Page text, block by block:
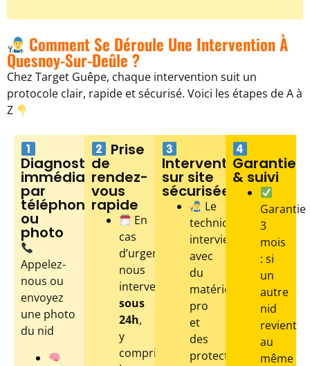
Comment Se Déroule Une Intervention À
Quesnoy-Sur-Deûle ?
Chez Target Guêpe, chaque intervention suit un
protocole clair, rapide et sécurisé. Voici les étapes de A à
Z
Diagnostic
immédiat
par
téléphone
ou
photo
Appelez-
nous ou
envoyez
une photo
du nid
Prise
de
rendez-
vous
rapide
En
cas
d’urgence,
nous
intervenons
sous
24h,
y
compris
Intervention
sur site
sécurisée
Le
technicien
intervient
avec
du
matériel
pro
et
des
protections
Garantie
& suivi
Garantie
3
mois
: si
un
autre
nid
revient
au
même